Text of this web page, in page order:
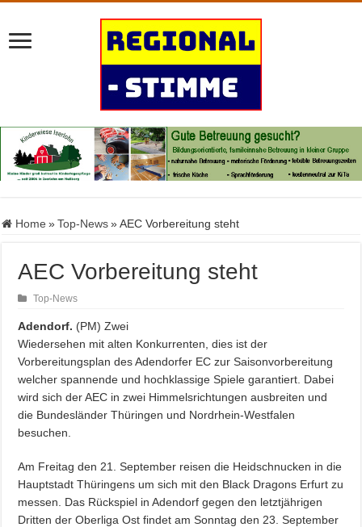
Home » Top-News » AEC Vorbereitung steht
AEC Vorbereitung steht
Top-News
Adendorf. (PM) Zwei
Wiedersehen mit alten Konkurrenten, dies ist der
Vorbereitungsplan des Adendorfer EC zur Saisonvorbereitung
welcher spannende und hochklassige Spiele garantiert. Dabei
wird sich der AEC in zwei Himmelsrichtungen ausbreiten und
die Bundesländer Thüringen und Nordrhein-Westfalen
besuchen.
Am Freitag den 21. September reisen die Heidschnucken in die
Hauptstadt Thüringens um sich mit den Black Dragons Erfurt zu
messen. Das Rückspiel in Adendorf gegen den letztjährigen
Dritten der Oberliga Ost findet am Sonntag den 23. September